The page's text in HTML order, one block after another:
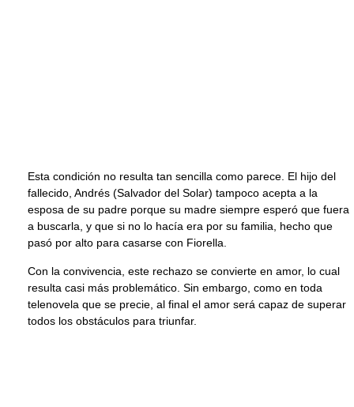
Esta condición no resulta tan sencilla como parece. El hijo del
fallecido, Andrés (Salvador del Solar) tampoco acepta a la
esposa de su padre porque su madre siempre esperó que fuera
a buscarla, y que si no lo hacía era por su familia, hecho que
pasó por alto para casarse con Fiorella.
Con la convivencia, este rechazo se convierte en amor, lo cual
resulta casi más problemático. Sin embargo, como en toda
telenovela que se precie, al final el amor será capaz de superar
todos los obstáculos para triunfar.